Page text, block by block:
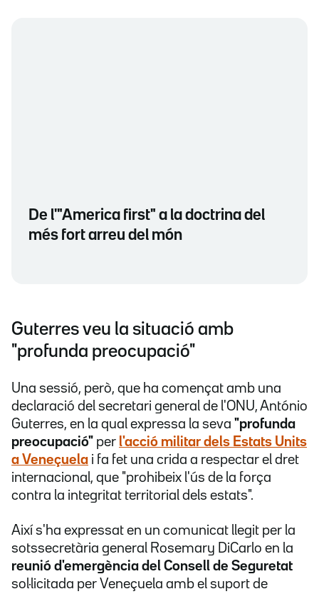
De l'"America first" a la doctrina del
més fort arreu del món
Guterres veu la situació amb
"profunda preocupació"
Una sessió, però, que ha començat amb una
declaració del secretari general de l'ONU, António
Guterres, en la qual expressa la seva "profunda
preocupació" per l'acció militar dels Estats Units
a Veneçuela i fa fet una crida a respectar el dret
internacional, que "prohibeix l'ús de la força
contra la integritat territorial dels estats".
Així s'ha expressat en un comunicat llegit per la
sotssecretària general Rosemary DiCarlo en la
reunió d'emergència del Consell de Seguretat
sol·licitada per Veneçuela amb el suport de